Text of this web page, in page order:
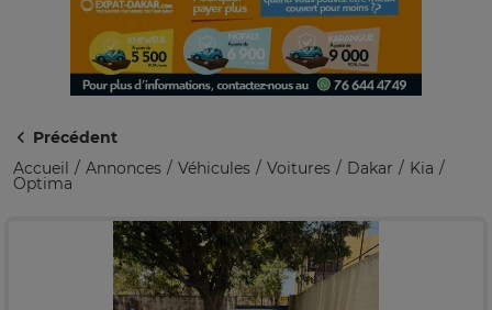
Précédent
Accueil
Annonces Véhicules Voitures Dakar Kia
Optima